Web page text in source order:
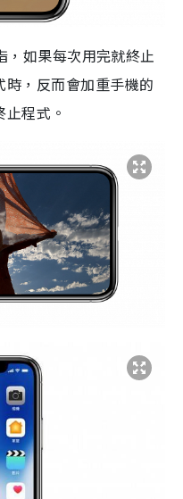
如果每次用完就終止
，反而會加重手機的
程式。